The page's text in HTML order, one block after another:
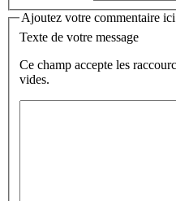
Ajoutez votre commentaire ici
Texte de votre message
Ce champ accepte les
vides.